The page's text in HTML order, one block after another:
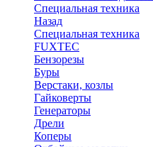
Специальная техника
Назад
Специальная техника
FUXTEC
Бензорезы
Буры
Верстаки, козлы
Гайковерты
Генераторы
Дрели
Коперы